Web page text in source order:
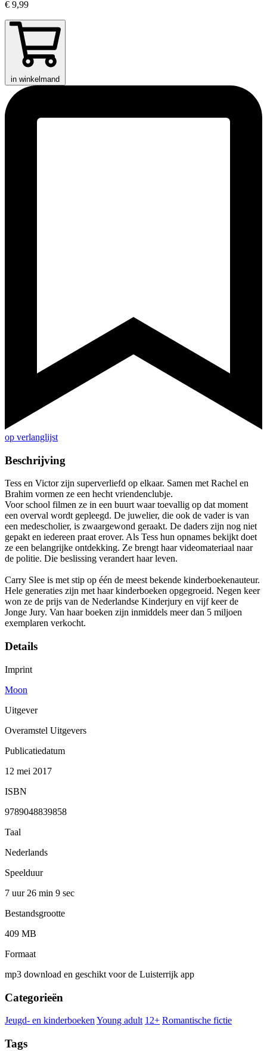
€ 9,99
in winkelmand
op verlanglijst
Beschrijving
Tess en Victor zijn superverliefd op elkaar. Samen met Rachel en
Brahim vormen ze een hecht vriendenclubje.
Voor school filmen ze in een buurt waar toevallig op dat moment
een overval wordt gepleegd. De juwelier, die ook de vader is van
een medescholier, is zwaargewond geraakt. De daders zijn nog niet
gepakt en iedereen praat erover. Als Tess hun opnames bekijkt doet
ze een belangrijke ontdekking. Ze brengt haar videomateriaal naar
de politie. Die beslissing verandert haar leven.
Carry Slee is met stip op één de meest bekende kinderboekenauteur.
Hele generaties zijn met haar kinderboeken opgegroeid. Negen keer
won ze de prijs van de Nederlandse Kinderjury en vijf keer de
Jonge Jury. Van haar boeken zijn inmiddels meer dan 5 miljoen
exemplaren verkocht.
Details
Imprint
Moon
Uitgever
Overamstel Uitgevers
Publicatiedatum
12 mei 2017
ISBN
9789048839858
Taal
Nederlands
Speelduur
7 uur 26 min 9 sec
Bestandsgrootte
409 MB
Formaat
mp3 download en geschikt voor de Luisterrijk app
Categorieën
Jeugd- en kinderboeken Young adult 12+ Romantische fictie
Tags